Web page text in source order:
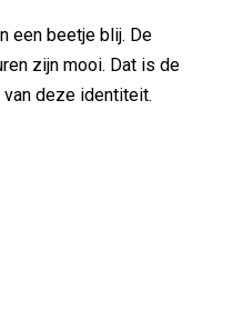
een beetje blij. De
zijn mooi. Dat is de
deze identiteit.